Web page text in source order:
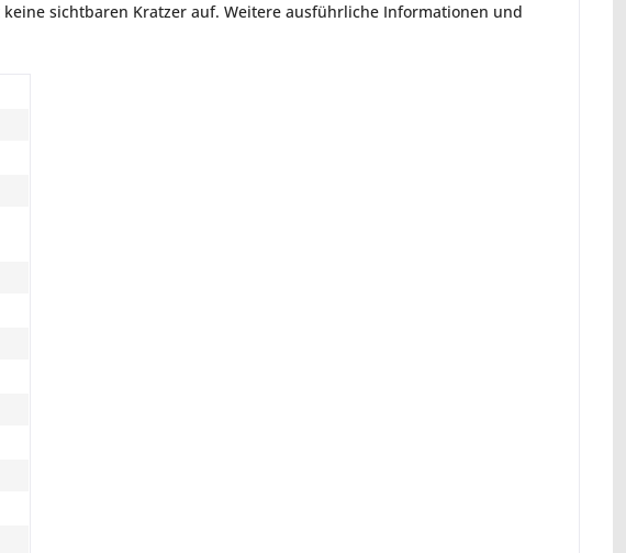
sichtbaren Kratzer auf. Weitere ausführliche Informationen und